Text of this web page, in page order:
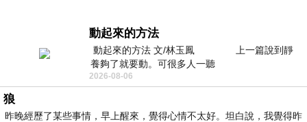
動起來的方法
動起來的方法 文/林玉鳳 上一篇說到靜
養夠了就要動。可很多人一聽
2026-08-06
狼
昨晚經歷了某些事情，早上醒來，覺得心情不太好。坦白說，我覺得昨